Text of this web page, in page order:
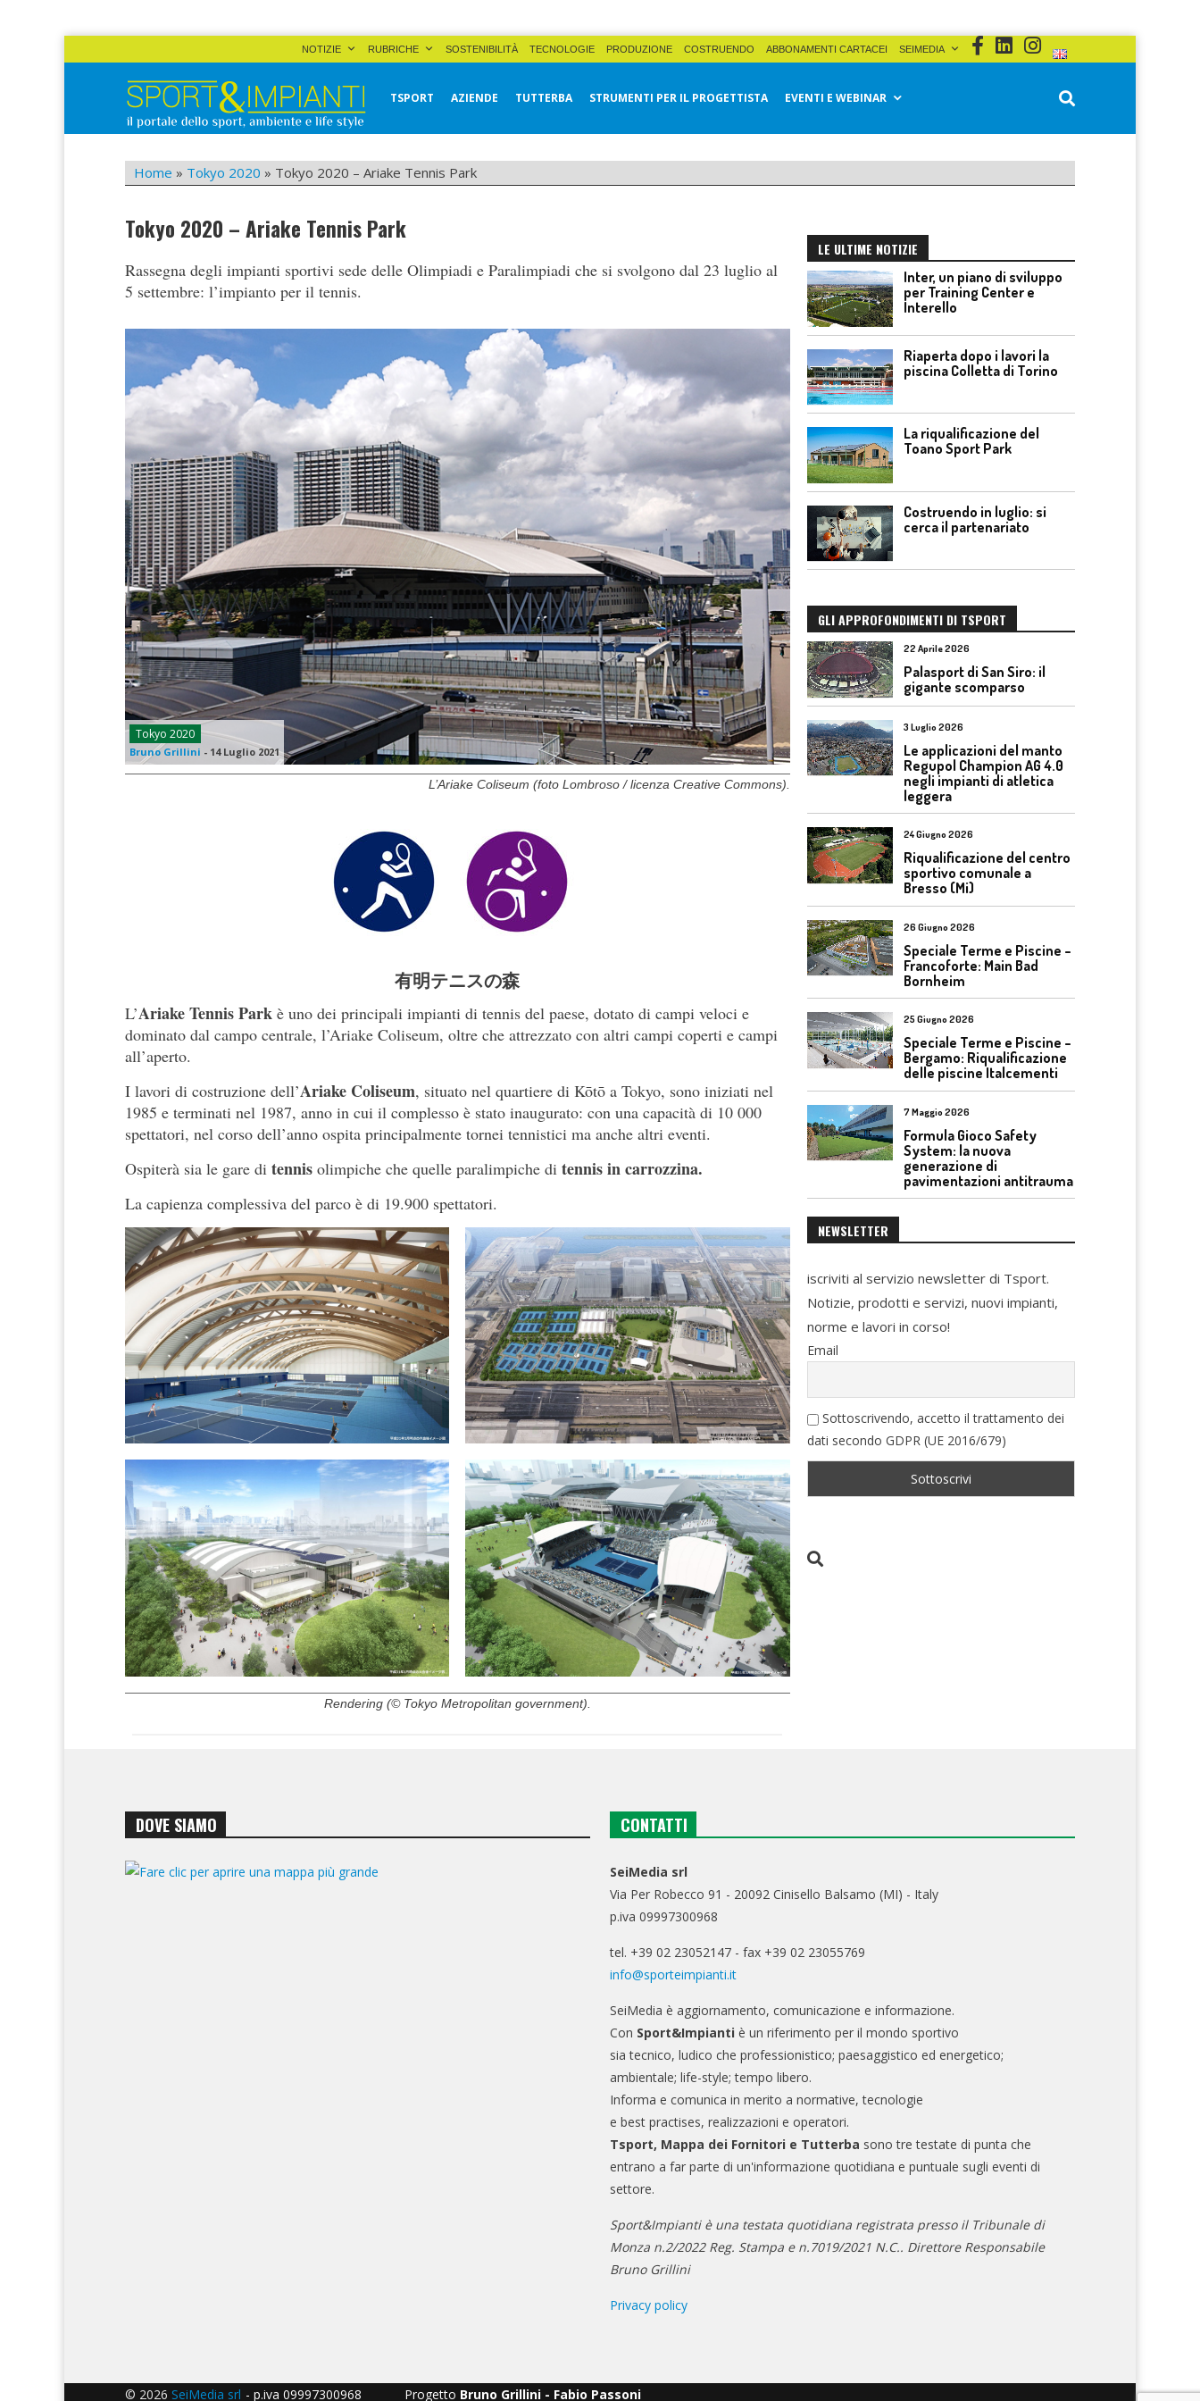
NOTIZIE RUBRICHE SOSTENIBILITÀ TECNOLOGIE PRODUZIONE COSTRUENDO ABBONAMENTI CARTACEI SEIMEDIA
Sport&Impianti
TSPORT AZIENDE TUTTERBA STRUMENTI PER IL PROGETTISTA EVENTI E WEBINAR
Home » Tokyo 2020 » Tokyo 2020 – Ariake Tennis Park
Tokyo 2020 – Ariake Tennis Park
Rassegna degli impianti sportivi sede delle Olimpiadi e Paralimpiadi che si svolgono dal 23 luglio al
5 settembre: l’impianto per il tennis.
Tokyo 2020
Bruno Grillini - 14 Luglio 2021
L’Ariake Coliseum (foto Lombroso / licenza Creative Commons).
有明テニスの森
L’Ariake Tennis Park è uno dei principali impianti di tennis del paese, dotato di campi veloci e
dominato dal campo centrale, l’Ariake Coliseum, oltre che attrezzato con altri campi coperti e campi
all’aperto.
I lavori di costruzione dell’Ariake Coliseum, situato nel quartiere di Kōtō a Tokyo, sono iniziati nel
1985 e terminati nel 1987, anno in cui il complesso è stato inaugurato: con una capacità di 10 000
spettatori, nel corso dell’anno ospita principalmente tornei tennistici ma anche altri eventi.
Ospiterà sia le gare di tennis olimpiche che quelle paralimpiche di tennis in carrozzina.
La capienza complessiva del parco è di 19.900 spettatori.
Rendering (© Tokyo Metropolitan government).
LE ULTIME NOTIZIE
Inter, un piano di sviluppo
per Training Center e
Interello
Riaperta dopo i lavori la
piscina Colletta di Torino
La riqualificazione del
Toano Sport Park
Costruendo in luglio: si
cerca il partenariato
GLI APPROFONDIMENTI DI TSPORT
22 Aprile 2026
Palasport di San Siro: il
gigante scomparso
3 Luglio 2026
Le applicazioni del manto
Regupol Champion AG 4.0
negli impianti di atletica
leggera
24 Giugno 2026
Riqualificazione del centro
sportivo comunale a
Bresso (Mi)
26 Giugno 2026
Speciale Terme e Piscine –
Francoforte: Main Bad
Bornheim
25 Giugno 2026
Speciale Terme e Piscine –
Bergamo: Riqualificazione
delle piscine Italcementi
7 Maggio 2026
Formula Gioco Safety
System: la nuova
generazione di
pavimentazioni antitrauma
NEWSLETTER
iscriviti al servizio newsletter di Tsport.
Notizie, prodotti e servizi, nuovi impianti,
norme e lavori in corso!
Email
Sottoscrivendo, accetto il trattamento dei
dati secondo GDPR (UE 2016/679)
DOVE SIAMO CONTATTI
SeiMedia srl
Via Per Robecco 91 - 20092 Cinisello Balsamo (MI) - Italy
p.iva 09997300968
tel. +39 02 23052147 - fax +39 02 23055769
info@sporteimpianti.it
SeiMedia è aggiornamento, comunicazione e informazione.
Con Sport&Impianti è un riferimento per il mondo sportivo
sia tecnico, ludico che professionistico; paesaggistico ed energetico;
ambientale; life-style; tempo libero.
Informa e comunica in merito a normative, tecnologie
e best practises, realizzazioni e operatori.
Tsport, Mappa dei Fornitori e Tutterba sono tre testate di punta che
entrano a far parte di un'informazione quotidiana e puntuale sugli eventi di
settore.
Sport&Impianti è una testata quotidiana registrata presso il Tribunale di
Monza n.2/2022 Reg. Stampa e n.7019/2021 N.C.. Direttore Responsabile
Bruno Grillini
Privacy policy
© 2026 SeiMedia srl - p.iva 09997300968 Progetto Bruno Grillini - Fabio Passoni